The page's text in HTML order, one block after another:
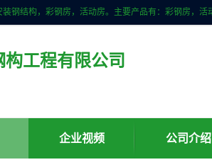
工程有限公司
企业视频 公司介绍